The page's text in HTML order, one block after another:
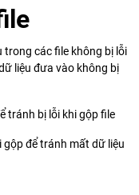
trong các file không bị lỗi
liệu đưa vào không bị
tránh bị lỗi khi gộp file
để tránh mất dữ liệu